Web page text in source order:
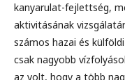
kanyarulat-fejlettség,
aktivitásának
számos hazai és
csak nagyobb
az volt, hogy a több